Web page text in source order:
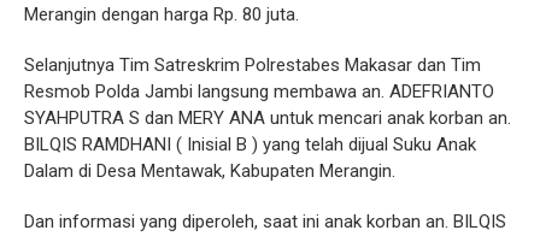
Merangin dengan harga Rp. 80 juta.
Selanjutnya Tim Satreskrim Polrestabes Makasar dan Tim
Resmob Polda Jambi langsung membawa an. ADEFRIANTO
SYAHPUTRA S dan MERY ANA untuk mencari anak korban an.
BILQIS RAMDHANI ( Inisial B ) yang telah dijual Suku Anak
Dalam di Desa Mentawak, Kabupaten Merangin.
Dan informasi yang diperoleh, saat ini anak korban an. BILQIS